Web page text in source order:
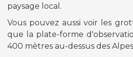
paysage local.
Vous pouvez aussi voir les
que la plate-forme
400 mètres au-dessus des